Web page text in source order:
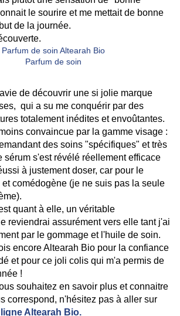
le sourire et me mettait de bonne
de la journée.
de découvrir une si jolie marque
qui a su me conquérir par des
totalement inédites et envoûtantes.
convaincue par la gamme visage :
des soins "spécifiques" et très
sérum s'est révélé réellement efficace
à justement doser, car pour le
comédogène (je ne suis pas la seule
quant à elle, un véritable
reviendrai assurément vers elle tant j'ai
par le gommage et l'huile de soin.
encore Altearah Bio pour la confiance
et pour ce joli colis qui m'a permis de
!
souhaitez en savoir plus et connaitre
correspond, n'hésitez pas à aller sur
Altearah Bio.